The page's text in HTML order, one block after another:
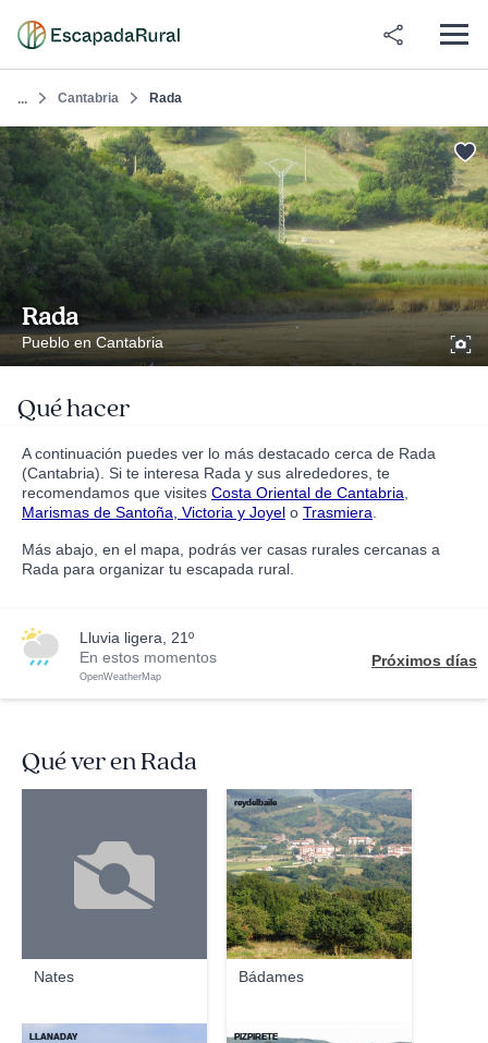
... Cantabria Rada
Rada
Pueblo en Cantabria
Qué hacer
A continuación puedes ver lo más destacado cerca de Rada
(Cantabria). Si te interesa Rada y sus alrededores, te
recomendamos que visites Costa Oriental de Cantabria
Marismas de Santoña, Victoria y Joyel o Trasmiera
Más abajo, en el mapa, podrás ver casas rurales cercanas a
Rada para organizar tu escapada rural.
lluvia ligera, 21º
En estos momentos
OpenWeatherMap
Próximos días
Qué ver en Rada
Nates Bádames
reydelbaile
LLANADAY PIZPIRETE